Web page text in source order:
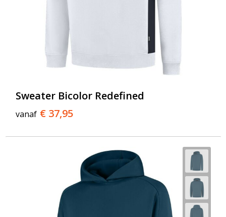
Sweater Bicolor Redefined
vanaf € 37,95